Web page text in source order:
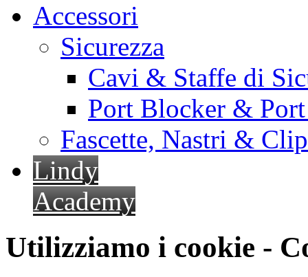
Accessori
Sicurezza
Cavi & Staffe di
Port Blocker &
Fascette, Nastri &
Lindy
Academy
Utilizziamo i cookie -